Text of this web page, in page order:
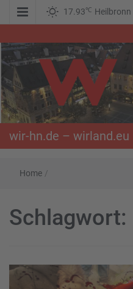
17.93℃ Heilbronn
wir-hn.de – wirland.eu
Home /
Schlagwort: